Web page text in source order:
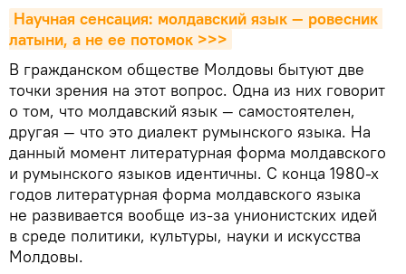
Научная сенсация: молдавский язык — ровесник
латыни, а не ее потомок >>>
В гражданском обществе Молдовы бытуют две
точки зрения на этот вопрос. Одна из них говорит
о том, что молдавский язык — самостоятелен,
другая — что это диалект румынского языка. На
данный момент литературная форма молдавского
и румынского языков идентичны. С конца 1980-х
годов литературная форма молдавского языка
не развивается вообще из-за унионистских идей
в среде политики, культуры, науки и искусства
Молдовы.